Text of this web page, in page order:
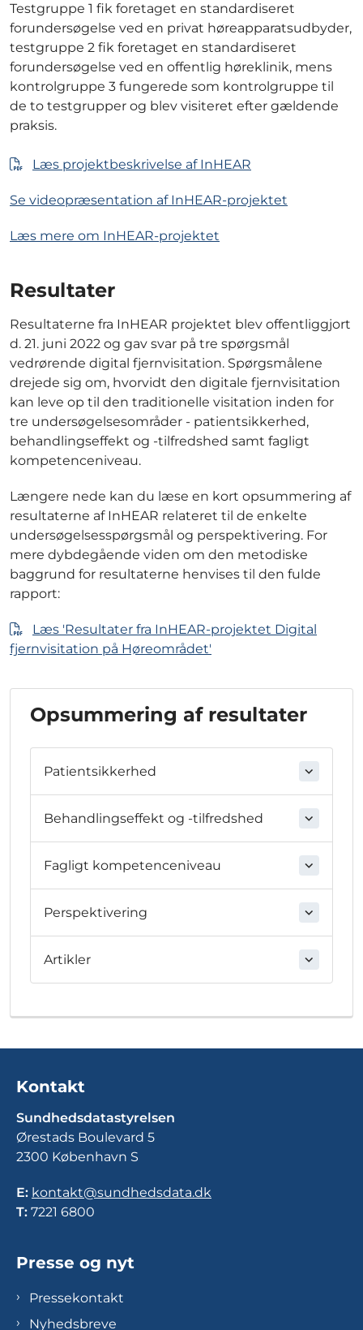
Testgruppe 1 fik foretaget en standardiseret
forundersøgelse ved en privat høreapparatsudbyder,
testgruppe 2 fik foretaget en standardiseret
forundersøgelse ved en offentlig høreklinik, mens
kontrolgruppe 3 fungerede som kontrolgruppe til
de to testgrupper og blev visiteret efter gældende
praksis.
Læs projektbeskrivelse af InHEAR
Se videopræsentation af InHEAR-projektet
Læs mere om InHEAR-projektet
Resultater
Resultaterne fra InHEAR projektet blev offentliggjort
d. 21. juni 2022 og gav svar på tre spørgsmål
vedrørende digital fjernvisitation. Spørgsmålene
drejede sig om, hvorvidt den digitale fjernvisitation
kan leve op til den traditionelle visitation inden for
tre undersøgelsesområder - patientsikkerhed,
behandlingseffekt og -tilfredshed samt fagligt
kompetenceniveau.
Længere nede kan du læse en kort opsummering af
resultaterne af InHEAR relateret til de enkelte
undersøgelsesspørgsmål og perspektivering. For
mere dybdegående viden om den metodiske
baggrund for resultaterne henvises til den fulde
rapport:
Læs 'Resultater fra InHEAR-projektet Digital
fjernvisitation på Høreområdet'
Opsummering af resultater
Patientsikkerhed
Behandlingseffekt og -tilfredshed
Fagligt kompetenceniveau
Perspektivering
Artikler
Kontakt
Sundhedsdatastyrelsen
Ørestads Boulevard 5
2300 København S
E: kontakt@sundhedsdata.dk
T: 7221 6800
Presse og nyt
Pressekontakt
Nyhedsbreve